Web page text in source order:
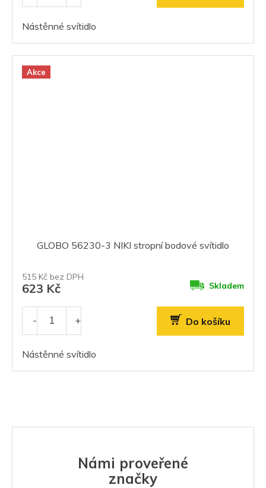
Nástěnné svítidlo
Akce
GLOBO 56230-3 NIKI stropní bodové svítidlo
515 Kč bez DPH
623 Kč Skladem
Do košíku
Nástěnné svítidlo
Námi proveřené
značky